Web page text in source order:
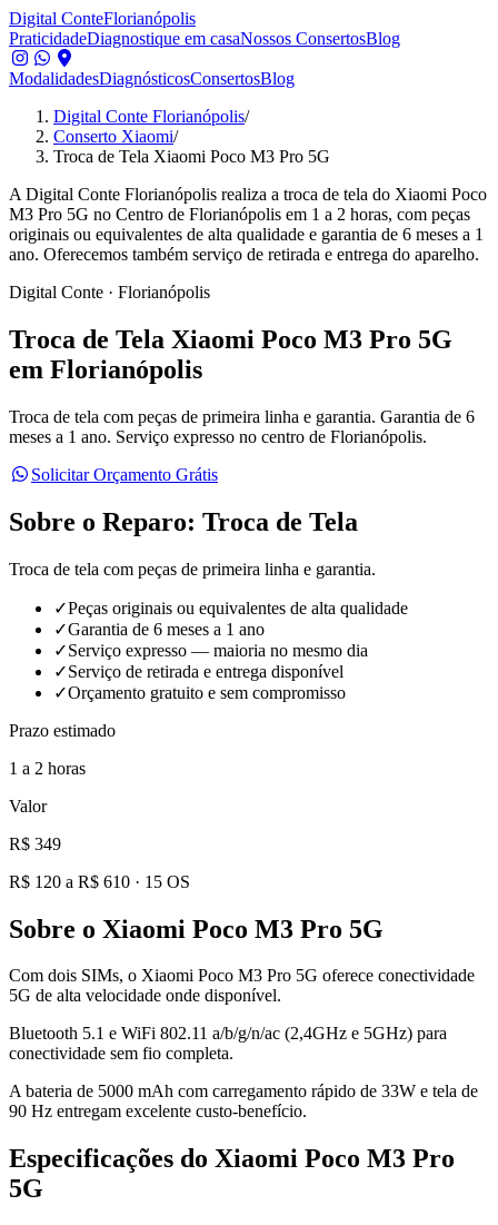
Digital ConteFlorianópolis
PraticidadeDiagnostique em casaNossos ConsertosBlog
ModalidadesDiagnósticosConsertosBlog
Digital Conte Florianópolis/
Conserto Xiaomi/
Troca de Tela Xiaomi Poco M3 Pro 5G
A Digital Conte Florianópolis realiza a troca de tela do Xiaomi Poco
M3 Pro 5G no Centro de Florianópolis em 1 a 2 horas, com peças
originais ou equivalentes de alta qualidade e garantia de 6 meses a 1
ano. Oferecemos também serviço de retirada e entrega do aparelho.
Digital Conte · Florianópolis
Troca de Tela Xiaomi Poco M3 Pro 5G
em Florianópolis
Troca de tela com peças de primeira linha e garantia. Garantia de 6
meses a 1 ano. Serviço expresso no centro de Florianópolis.
Solicitar Orçamento Grátis
Sobre o Reparo: Troca de Tela
Troca de tela com peças de primeira linha e garantia.
✓Peças originais ou equivalentes de alta qualidade
✓Garantia de 6 meses a 1 ano
✓Serviço expresso — maioria no mesmo dia
✓Serviço de retirada e entrega disponível
✓Orçamento gratuito e sem compromisso
Prazo estimado
1 a 2 horas
Valor
R$ 349
R$ 120 a R$ 610 · 15 OS
Sobre o Xiaomi Poco M3 Pro 5G
Com dois SIMs, o Xiaomi Poco M3 Pro 5G oferece conectividade
5G de alta velocidade onde disponível.
Bluetooth 5.1 e WiFi 802.11 a/b/g/n/ac (2,4GHz e 5GHz) para
conectividade sem fio completa.
A bateria de 5000 mAh com carregamento rápido de 33W e tela de
90 Hz entregam excelente custo-benefício.
Especificações do Xiaomi Poco M3 Pro
5G